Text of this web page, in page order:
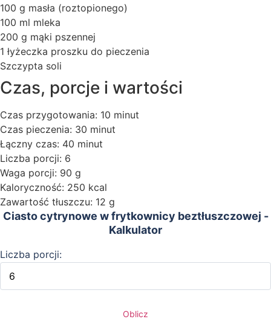
100 g masła (roztopionego)
100 ml mleka
200 g mąki pszennej
1 łyżeczka proszku do pieczenia
Szczypta soli
Czas, porcje i wartości
Czas przygotowania: 10 minut
Czas pieczenia: 30 minut
Łączny czas: 40 minut
Liczba porcji: 6
Waga porcji: 90 g
Kaloryczność: 250 kcal
Zawartość tłuszczu: 12 g
Ciasto cytrynowe w frytkownicy beztłuszczowej -
Kalkulator
Liczba porcji:
Oblicz